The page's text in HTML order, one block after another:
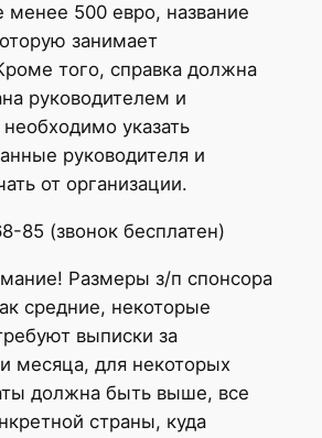
менее 500 евро, название
занимает
того, справка должна
руководителем и
указать
руководителя и
от организации.
85 (звонок бесплатен)
Размеры з/п спонсора
средние, некоторые
выписки за
месяца, для некоторых
должна быть выше, все
страны, куда